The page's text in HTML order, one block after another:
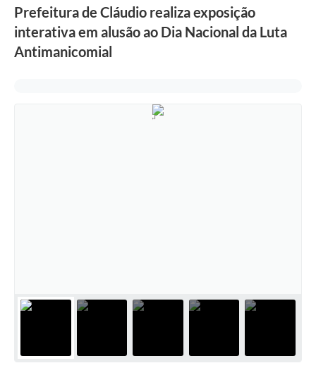
Prefeitura de Cláudio realiza exposição
interativa em alusão ao Dia Nacional da Luta
Antimanicomial